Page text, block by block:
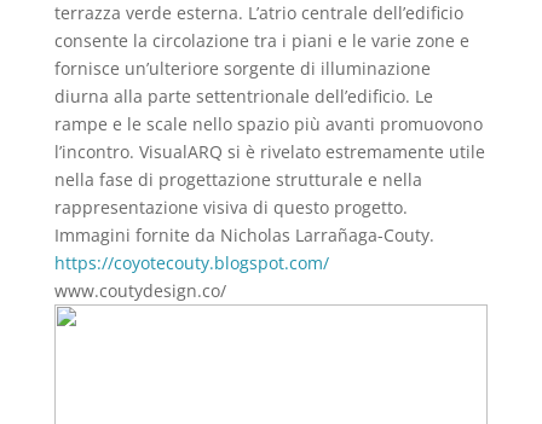
terrazza verde esterna. L’atrio centrale dell’edificio
consente la circolazione tra i piani e le varie zone e
fornisce un’ulteriore sorgente di illuminazione
diurna alla parte settentrionale dell’edificio. Le
rampe e le scale nello spazio più avanti promuovono
l’incontro. VisualARQ si è rivelato estremamente utile
nella fase di progettazione strutturale e nella
rappresentazione visiva di questo progetto.
Immagini fornite da Nicholas Larrañaga-Couty.
https://coyotecouty.blogspot.com/
www.coutydesign.co/